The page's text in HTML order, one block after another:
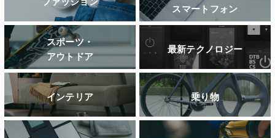
スマートフォン
スポーツ・
アウトドア
最新テクノロジー
インテリア 乗り物